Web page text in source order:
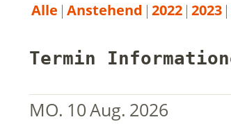
Alle Anstehend 2022 2023
Termin
MO. 10Aug. 2026